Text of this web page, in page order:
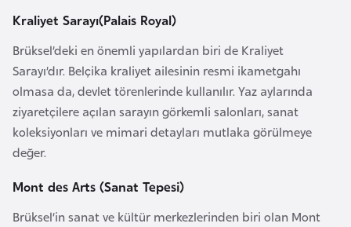
Kraliyet Sarayı(Palais Royal)
Brüksel’deki en önemli yapılardan biri de Kraliyet
Sarayı’dır. Belçika kraliyet ailesinin resmi ikametgahı
olmasa da, devlet törenlerinde kullanılır. Yaz aylarında
ziyaretçilere açılan sarayın görkemli salonları, sanat
koleksiyonları ve mimari detayları mutlaka görülmeye
değer.
Mont des Arts (Sanat Tepesi)
Brüksel’in sanat ve kültür merkezlerinden biri olan Mont
ş
B
e
l
a
r